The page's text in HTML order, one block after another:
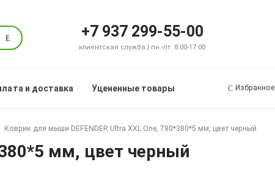
Поиск +7 937 299-55-00
клиентская служба | пн.-пт. 8:00-17:00
и доставка Уцененные товары Избранное
Коврик для мыши DEFENDER Ultra XXL One, 780*380*5 мм, цвет черный
мм, цвет черный